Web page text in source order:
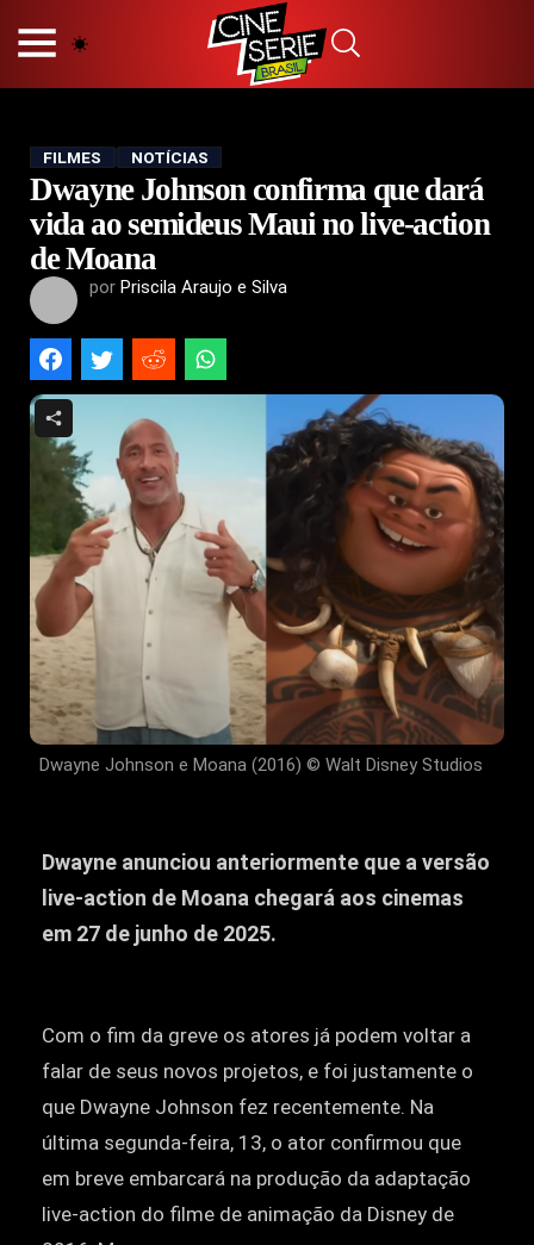
POLÍTICA DE PRIVACIDADE
TERMOS E CONDIÇÕES
CONTATO
Hot
Popular
Tendência
Filmes
Séries
Novelas
FILMES NOTÍCIAS
Dwayne Johnson confirma que dará
vida ao semideus Maui no live-action
de Moana
por Priscila Araujo e Silva
Dwayne Johnson e Moana (2016) © Walt Disney Studios
Dwayne anunciou anteriormente que a versão
live-action de Moana chegará aos cinemas
em 27 de junho de 2025.
Com o fim da greve os atores já podem voltar a
falar de seus novos projetos, e foi justamente o
que Dwayne Johnson fez recentemente. Na
última segunda-feira, 13, o ator confirmou que
em breve embarcará na produção da adaptação
live-action do filme de animação da Disney de